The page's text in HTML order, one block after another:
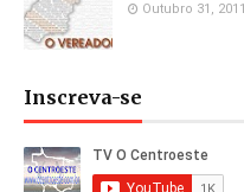
Outubro 31, 2011
Inscreva-se